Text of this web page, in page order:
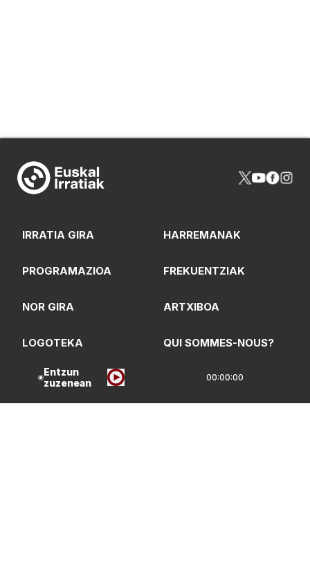
Entzun
zuzenean
00:00:00
IRRATIA GIRA HARREMANAK
PROGRAMAZIOA FREKUENTZIAK
NOR GIRA ARTXIBOA
LOGOTEKA QUI SOMMES-NOUS?
Lege Oharrak
Pribatasun Politika